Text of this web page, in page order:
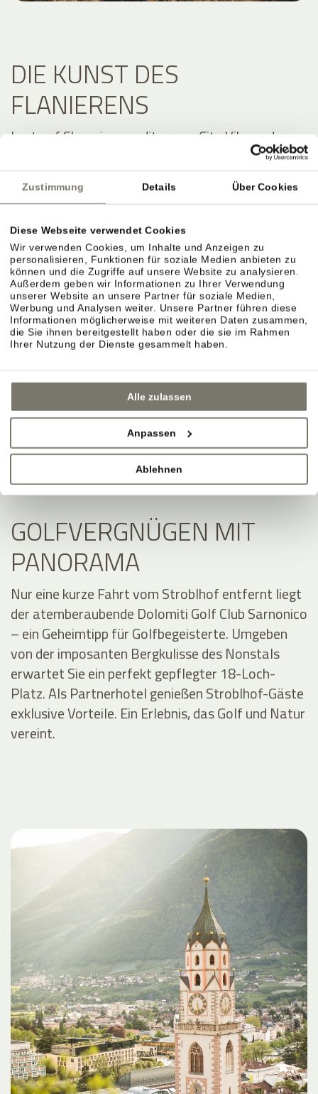
Zustimmung Details Über Cookies
Diese Webseite verwendet Cookies
Wir verwenden Cookies, um Inhalte und Anzeigen zu
personalisieren, Funktionen für soziale Medien anbieten zu
können und die Zugriffe auf unsere Website zu analysieren.
Außerdem geben wir Informationen zu Ihrer Verwendung
unserer Website an unsere Partner für soziale Medien,
Werbung und Analysen weiter. Unsere Partner führen diese
Informationen möglicherweise mit weiteren Daten zusammen,
die Sie ihnen bereitgestellt haben oder die sie im Rahmen
Ihrer Nutzung der Dienste gesammelt haben.
Alle zulassen
Anpassen
Ablehnen
DIE KUNST DES
FLANIERENS
Lust auf Shopping, mediterrane City Vibes oder
dörflichen Charme? Spazieren Sie gemütlich durch
die Gassen von Eppan, Kaltern oder die
nahegelegenen Städte Bozen, Brixen oder Meran.
GOLFVERGNÜGEN MIT
PANORAMA
Nur eine kurze Fahrt vom Stroblhof entfernt liegt
der atemberaubende Dolomiti Golf Club Sarnonico
– ein Geheimtipp für Golfbegeisterte. Umgeben
von der imposanten Bergkulisse des Nonstals
erwartet Sie ein perfekt gepflegter 18-Loch-
Platz. Als Partnerhotel genießen Stroblhof-Gäste
exklusive Vorteile. Ein Erlebnis, das Golf und Natur
vereint.